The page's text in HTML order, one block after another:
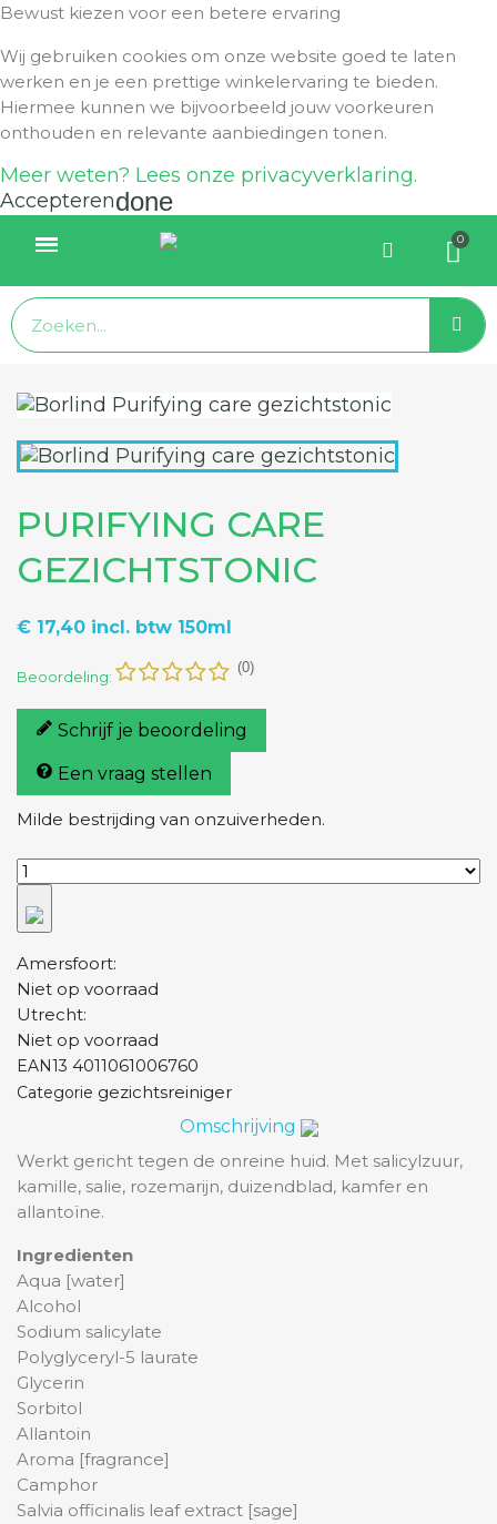
Bewust kiezen voor een betere ervaring
Wij gebruiken cookies om onze website goed te laten
werken en je een prettige winkelervaring te bieden.
Hiermee kunnen we bijvoorbeeld jouw voorkeuren
onthouden en relevante aanbiedingen tonen.
Meer weten? Lees onze privacyverklaring.
Accepterendone
PURIFYING CARE
GEZICHTSTONIC
€ 17,40 incl. btw 150ml
Beoordeling:
(0)
Schrijf je beoordeling
Een vraag stellen
Milde bestrijding van onzuiverheden.
Amersfoort:
Niet op voorraad
Utrecht:
Niet op voorraad
EAN13 4011061006760
Categorie gezichtsreiniger
Omschrijving
Werkt gericht tegen de onreine huid. Met salicylzuur,
kamille, salie, rozemarijn, duizendblad, kamfer en
allantoïne.
Ingredienten
Aqua [water]
Alcohol
Sodium salicylate
Polyglyceryl-5 laurate
Glycerin
Sorbitol
Allantoin
Aroma [fragrance]
Camphor
Salvia officinalis leaf extract [sage]